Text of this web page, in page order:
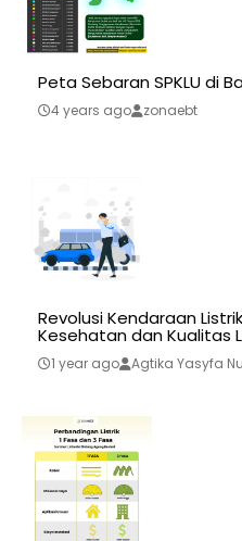
Peta Sebaran SPKLU di
4 years ago zonaebt
Revolusi Kendaraan
Kesehatan dan Kualitas
1 year ago Agtika Yasyfa